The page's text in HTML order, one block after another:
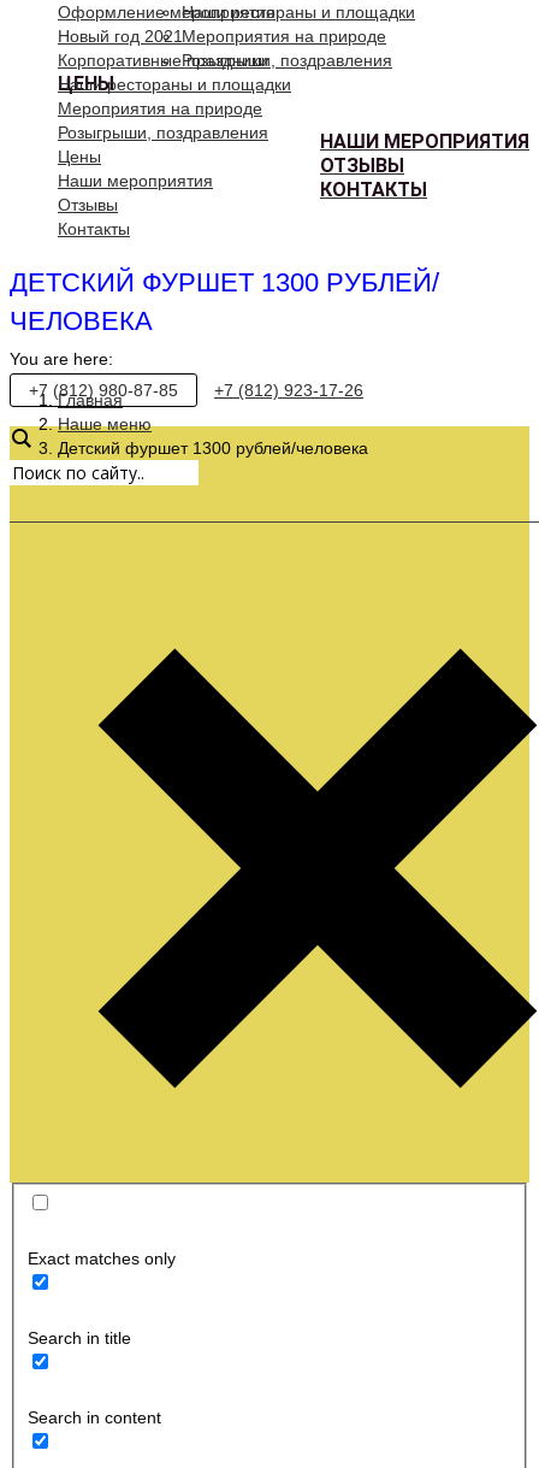
Наши рестораны и площадки
Мероприятия на природе
Розыгрыши, поздравления
ЦЕНЫ
НАШИ МЕРОПРИЯТИЯ
ОТЗЫВЫ
КОНТАКТЫ
Оформление мероприятия
Новый год 2021
Корпоративные праздники
Наши рестораны и площадки
Мероприятия на природе
Розыгрыши, поздравления
Цены
Наши мероприятия
Отзывы
Контакты
ДЕТСКИЙ ФУРШЕТ 1300 РУБЛЕЙ/
ЧЕЛОВЕКА
You are here:
Главная
Наше меню
Детский фуршет 1300 рублей/человека
+7 (812) 980-87-85 +7 (812) 923-17-26
Exact matches only
Search in title
Search in content